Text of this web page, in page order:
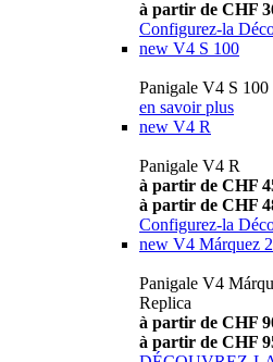
à partir de CHF
Configurez-la
new V4 S 100
Panigale V4 S 100
en savoir plus
new V4 R
Panigale V4 R
à partir de CHF
à partir de CHF
Configurez-la
new V4 Márquez
Panigale V4
Replica
à partir de CHF
à partir de CHF